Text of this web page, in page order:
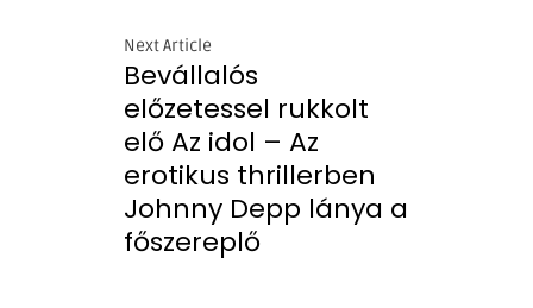
Next Article
Bevállalós
előzetessel rukkolt
elő Az idol – Az
erotikus thrillerben
Johnny Depp lánya a
főszereplő